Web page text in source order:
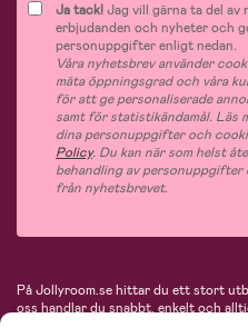
Ja tack!Jag vill gärna ta del av
erbjudanden och nyheter och
personuppgifter enligt nedan.
Våra nyhetsbrev använder
mäta öppningsgrad och våra
för att ge personaliserade
samt för statistikändamål. Läs
dina personuppgifter och
Policy. Du kan när som helst
behandling av personuppgifter
från nyhetsbrevet.
På Jollyroom.se hittar du ett stort
oss handlar du snabbt, enkelt och